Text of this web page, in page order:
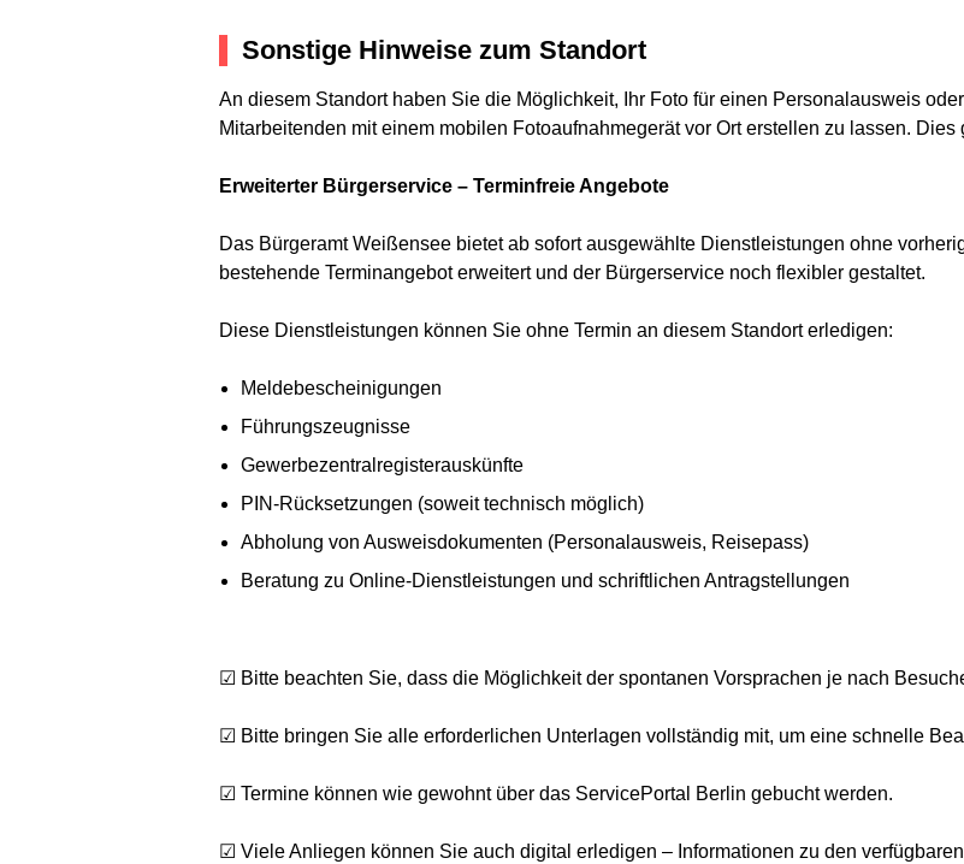
Sonstige Hinweise zum Standort
An diesem Standort haben Sie die Möglichkeit, Ihr Foto für einen Personalausweis
Mitarbeitenden mit einem mobilen Fotoaufnahmegerät vor Ort erstellen zu lassen. Dies
Erweiterter Bürgerservice – Terminfreie Angebote
Das Bürgeramt Weißensee bietet ab sofort ausgewählte Dienstleistungen ohne
bestehende Terminangebot erweitert und der Bürgerservice noch flexibler gestaltet.
Diese Dienstleistungen können Sie ohne Termin an diesem Standort erledigen:
Meldebescheinigungen
Führungszeugnisse
Gewerbezentralregisterauskünfte
PIN-Rücksetzungen (soweit technisch möglich)
Abholung von Ausweisdokumenten (Personalausweis, Reisepass)
Beratung zu Online-Dienstleistungen und schriftlichen Antragstellungen
☑ Bitte beachten Sie, dass die Möglichkeit der spontanen Vorsprachen je nach
☑ Bitte bringen Sie alle erforderlichen Unterlagen vollständig mit, um eine schnelle
☑ Termine können wie gewohnt über das ServicePortal Berlin gebucht werden.
☑ Viele Anliegen können Sie auch digital erledigen – Informationen zu den